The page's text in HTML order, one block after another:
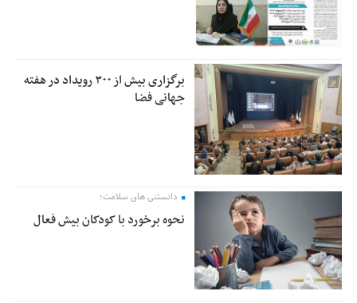
برگزاری بیش از ۳۰۰ رویداد در هفته
جهانی فضا
دانستنی های سلامت؛
نحوه برخورد با کودکان بیش فعال